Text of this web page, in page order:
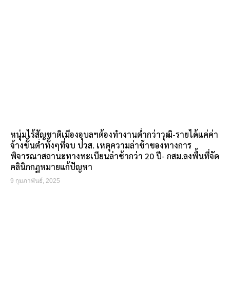
หนุ่มไร้สัญชาติเมืองอุบลฯต้องทำงานต่ำกว่าวุฒิ-รายได้แค่ค่า
จ้างขั้นต่ำทั้งๆที่จบ ปวส. เหตุความล่าช้าของทางการ
พิจารณาสถานะทางทะเบียนล่าช้ากว่า 20 ปี- กสม.ลงพื้นที่จัด
คลินิกกฏหมายแก้ปัญหา
9 กุมภาพันธ์, 2025